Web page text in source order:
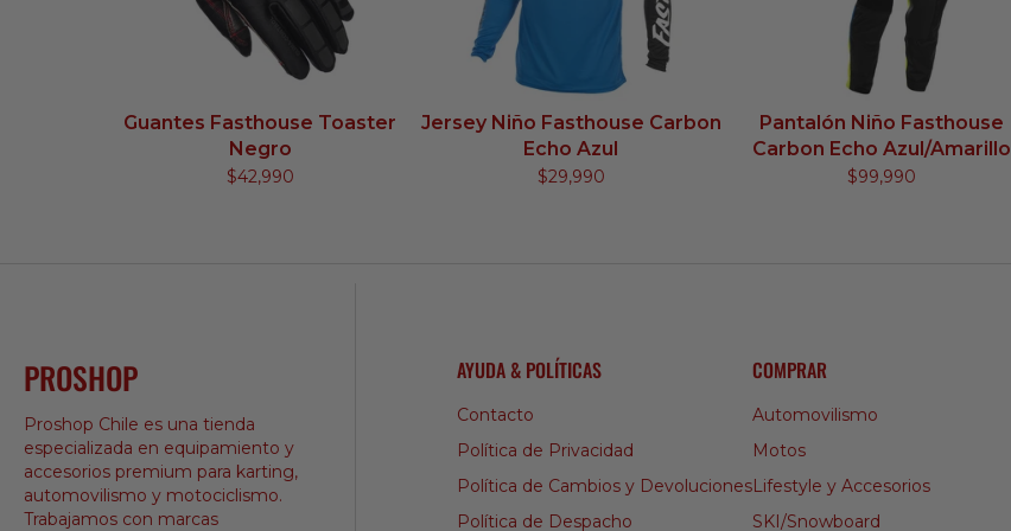
Guantes Fasthouse Toaster
Negro
$42,990
Jersey Niño Fasthouse Carbon
Echo Azul
$29,990
Pantalón Niño Fasthouse
Carbon Echo Azul/Amarillo
$99,990
PROSHOP
Proshop Chile es una tienda
especializada en equipamiento y
accesorios premium para karting,
automovilismo y motociclismo.
Trabajamos con marcas
AYUDA & POLÍTICAS
Contacto
Política de Privacidad
Política de Cambios y Devoluciones
Política de Despacho
COMPRAR
Automovilismo
Motos
Lifestyle y Accesorios
SKI/Snowboard